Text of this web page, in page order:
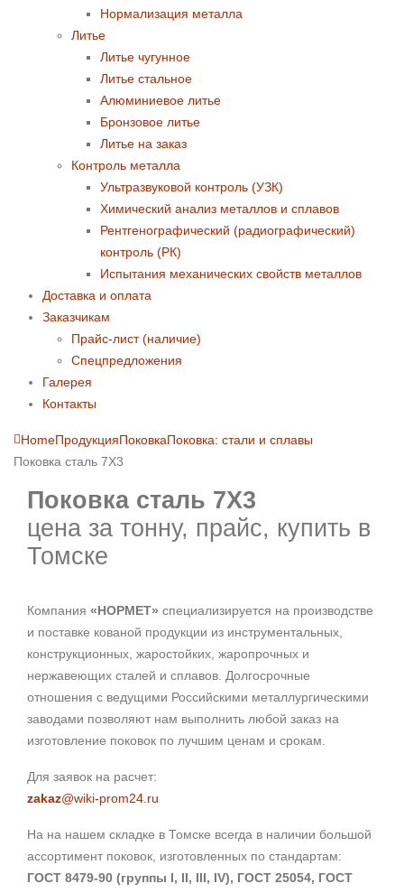
Нормализация металла
Литье
Литье чугунное
Литье стальное
Алюминиевое литье
Бронзовое литье
Литье на заказ
Контроль металла
Ультразвуковой контроль (УЗК)
Химический анализ металлов и сплавов
Рентгенографический (радиографический)
контроль (РК)
Испытания механических свойств металлов
Доставка и оплата
Заказчикам
Прайс-лист (наличие)
Спецпредложения
Галерея
Контакты
HomeПродукцияПоковкаПоковка: cтали и сплавы
Поковка сталь 7Х3
Поковка сталь 7Х3
цена за тонну, прайс, купить в
Томске
Компания «НОРМЕТ» специализируется на производстве
и поставке кованой продукции из инструментальных,
конструкционных, жаростойких, жаропрочных и
нержавеющих сталей и сплавов. Долгосрочные
отношения с ведущими Российскими металлургическими
заводами позволяют нам выполнить любой заказ на
изготовление поковок по лучшим ценам и срокам.
Для заявок на расчет:
zakaz@wiki-prom24.ru
На на нашем складке в Томске всегда в наличии большой
ассортимент поковок, изготовленных по стандартам:
ГОСТ 8479-90 (группы I, II, III, IV), ГОСТ 25054, ГОСТ